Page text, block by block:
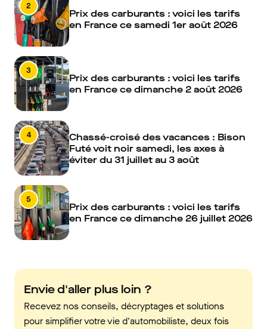
2
Prix des carburants : voici les tarifs
en France ce samedi 1er août 2026
3
Prix des carburants : voici les tarifs
en France ce dimanche 2 août 2026
4
Chassé-croisé des vacances : Bison
Futé voit noir samedi, les axes à
éviter du 31 juillet au 3 août
5
Prix des carburants : voici les tarifs
en France ce dimanche 26 juillet 2026
Envie d'aller plus loin ?
Recevez nos conseils, décryptages et solutions
pour simplifier votre vie d'automobiliste, deux fois